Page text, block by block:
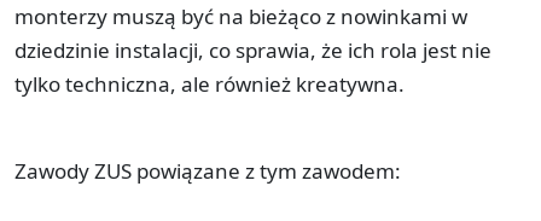
monterzy muszą być na bieżąco z nowinkami w
dziedzinie instalacji, co sprawia, że ich rola jest nie
tylko techniczna, ale również kreatywna.
Zawody ZUS powiązane z tym zawodem: